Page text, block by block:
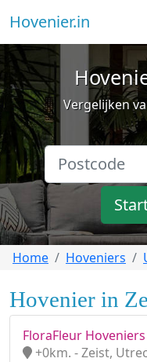
Hovenier.in
Vergelijken
Home Hoveniers
Hovenier in
FloraFleur Hoveniers
+0km. - Zeist,